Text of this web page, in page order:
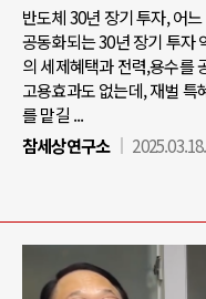
반도체 30년 장기 투자, 어
공동화되는 30년 장기 투자
의 세제혜택과 전력,용수를
고용효과도 없는데, 재벌 특
를 맡길 ...
참세상연구소